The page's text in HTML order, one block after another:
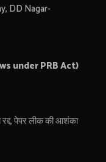
DD Nagar-
under PRB Act)
रद्द, पेपर लीक की आशंका